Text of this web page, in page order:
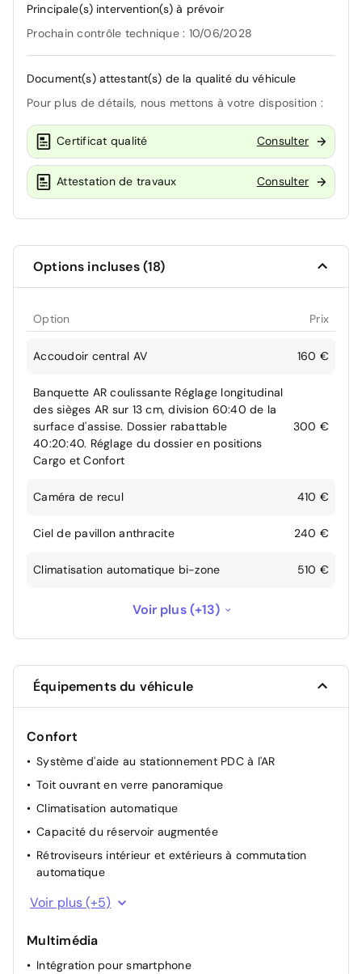
Principale(s) intervention(s) à prévoir
Prochain contrôle technique : 10/06/2028
Document(s) attestant(s) de la qualité du véhicule
Pour plus de détails, nous mettons à votre disposition :
Certificat qualité Consulter
Attestation de travaux Consulter
Options incluses (18)
Option Prix
Accoudoir central AV 160 €
Banquette AR coulissante Réglage longitudinal
des sièges AR sur 13 cm, division 60:40 de la
surface d'assise. Dossier rabattable
40:20:40. Réglage du dossier en positions
Cargo et Confort
300 €
Caméra de recul 410 €
Ciel de pavillon anthracite 240 €
Climatisation automatique bi-zone 510 €
Commande électrique du hayon
Connectivité avancée et recharge sans fil par
Contenance du réservoir de carburant
supérieure (+10l)
60 €
illuminé
Jantes en alliage 18" design
Kit Eclairage
Kit Rangement
MINI Driving Modes
MINI Excitement package
Voir plus (+13)
Équipements du véhicule
Confort
Système d'aide au stationnement PDC à l'AR
Toit ouvrant en verre panoramique
Climatisation automatique
Capacité du réservoir augmentée
Rétroviseurs intérieur et extérieurs à commutation
automatique
Rétroviseur intérieur à commutation jour/nuit
automatique
Kit rangement
Mécanisme de réglage sièges arrière
Voir plus (+5)
Multimédia
Intégration pour smartphone